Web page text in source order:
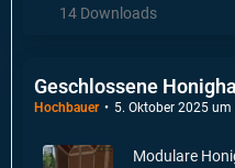
14 Downloads
Geschlossene
Hochbauer 5. Oktober 2025
Modulare